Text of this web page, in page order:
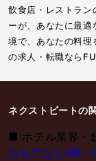
飲食店・レストラ
ーが、あなたに最
境で、あなたの料理
の求人・転職なら
ネクストビートの
■ ホテル業界・
おもてなしHR -